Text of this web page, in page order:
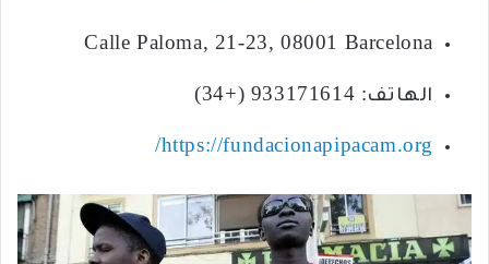
Calle Paloma, 21-23, 08001 Barcelona
الهاتف: 933171614 (+34)
https://fundacionapipacam.org/